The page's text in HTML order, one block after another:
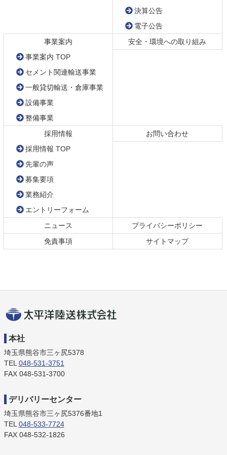
決算公告
電子公告
事業案内
事業案内 TOP
セメント関連輸送事業
一般貸切輸送・倉庫事業
設備事業
整備事業
安全・環境への取り組み
採用情報
採用情報 TOP
先輩の声
募集要項
業務紹介
エントリーフォーム
お問い合わせ
ニュース
プライバシーポリシー
免責事項
サイトマップ
太平洋陸送株式
会社
本社
埼玉県熊谷市三ヶ尻5378
TEL 048-531-3751
FAX 048-531-3700
デリバリーセンター
埼玉県熊谷市三ヶ尻5376番地1
TEL 048-533-7724
FAX 048-532-1826